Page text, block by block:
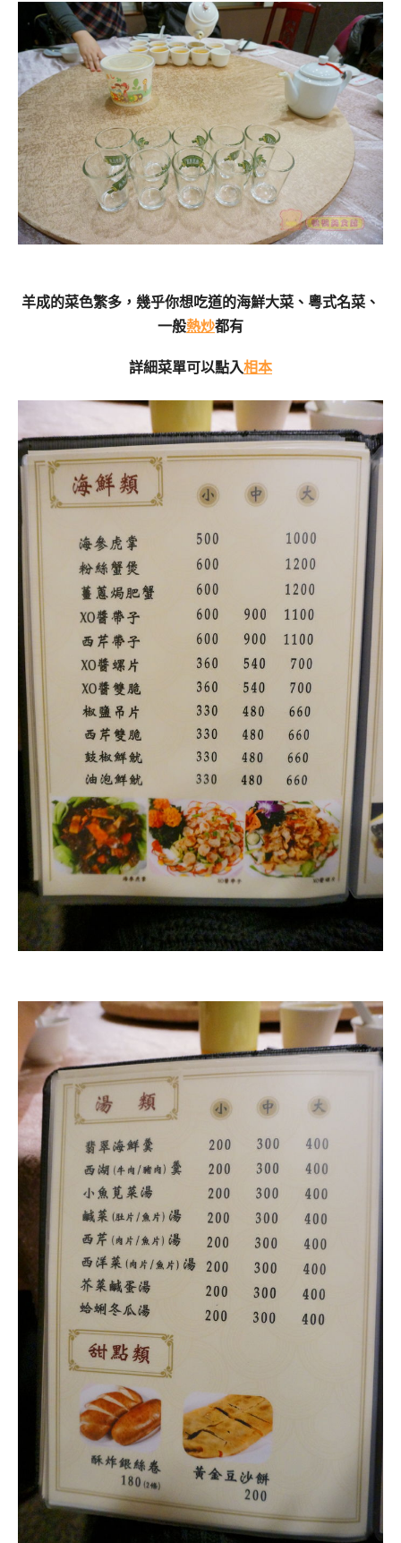
羊成的菜色繁多，幾乎你想吃道的海鮮大菜、粵式名菜、
一般熱炒都有
詳細菜單可以點入相本